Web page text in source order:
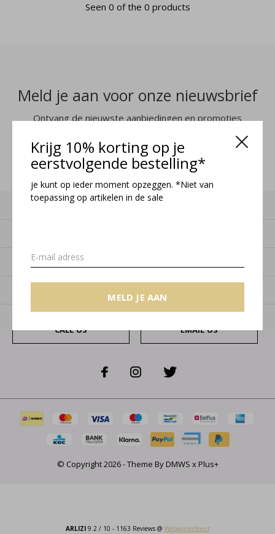
Krijg 10% korting op je
eerstvolgende bestelling*
je kunt op ieder moment opzeggen. *Niet van
toepassing op artikelen in de sale
MELD JE AAN
Seen 0 of the 0 products
Meld je aan voor onze nieuwsbrief
Ontvang de nieuwste aanbiedingen en promoties
MELD JE AAN
Klantenservice
Categorieën
CALL US EMAIL US
© Copyright2026- Theme ByDMWS xPlus+
ARLIZI9.2/ 10 - 1163 Reviews @ Webwinkelkeur